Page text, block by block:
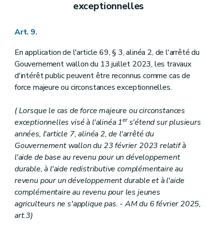
exceptionnelles
Art. 9.
En application de l'article 69, § 3, alinéa 2, de l'arrêté du
Gouvernement wallon du 13 juillet 2023, les travaux
d'intérêt public peuvent être reconnus comme cas de
force majeure ou circonstances exceptionnelles.
( Lorsque le cas de force majeure ou circonstances
exceptionnelles visé à l'alinéa 1ers'étend sur plusieurs
années, l'article 7, alinéa 2, de l'arrêté du
Gouvernement wallon du 23 février 2023 relatif à
l'aide de base au revenu pour un développement
durable, à l'aide redistributive complémentaire au
revenu pour un développement durable et à l'aide
complémentaire au revenu pour les jeunes
agriculteurs ne s'applique pas. - AM du 6 février 2025,
art.3)